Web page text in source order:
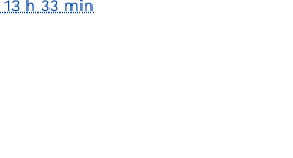
h 33 min